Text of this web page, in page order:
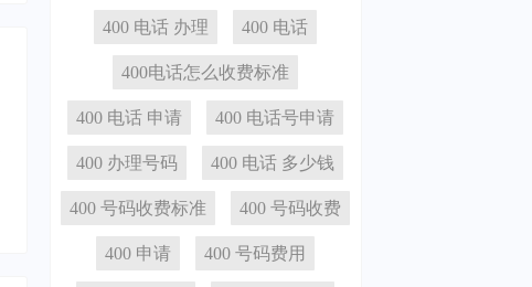
400 电话 办理 400 电话
400电话怎么收费标准
400 电话 申请 400 电话号申请
400 办理号码 400 电话 多少钱
400 号码收费标准 400 号码收费
400 申请 400 号码费用